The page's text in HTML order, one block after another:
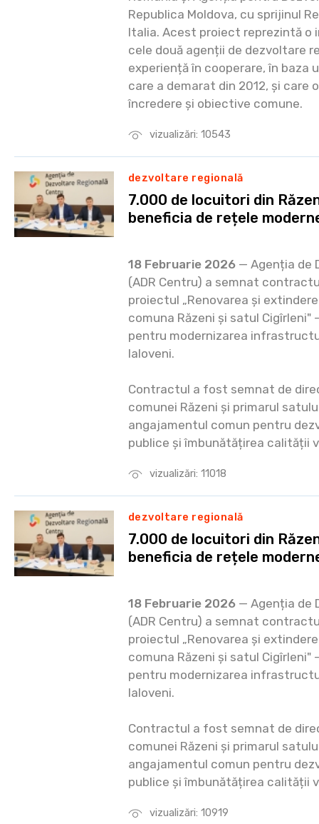
vizualizări: 10543
Republica Moldova, cu sprijinul
Italia. Acest proiect reprezintă o
cele două agenții de dezvoltare
experiență în cooperare, în baza
care a demarat din 2012, și care
încredere și obiective comune.
vizualizări: 11018
dezvoltare regională
7.000 de locuitori din
beneficia de rețele
18 Februarie 2026 — Agenția de
(ADR Centru) a semnat
proiectul „Renovarea și
comuna Răzeni și satul
pentru modernizarea
Ialoveni.
Contractul a fost semnat de
comunei Răzeni și primarul
angajamentul comun pentru
publice și îmbunătățirea calității
vizualizări: 10919
dezvoltare regională
7.000 de locuitori din
beneficia de rețele
18 Februarie 2026 — Agenția de
(ADR Centru) a semnat
proiectul „Renovarea și
comuna Răzeni și satul
pentru modernizarea
Ialoveni.
Contractul a fost semnat de
comunei Răzeni și primarul
angajamentul comun pentru
publice și îmbunătățirea calității